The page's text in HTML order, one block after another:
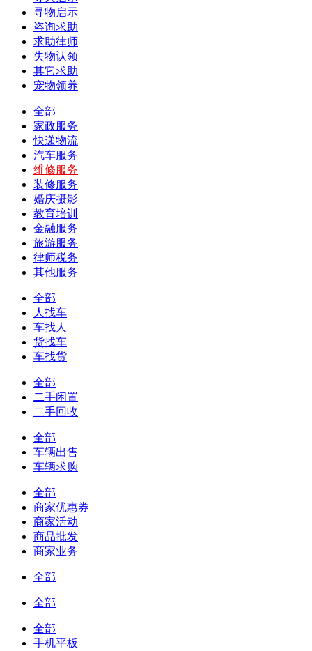
寻物启示
咨询求助
求助律师
失物认领
其它求助
宠物领养
全部
家政服务
快递物流
汽车服务
维修服务
装修服务
婚庆摄影
教育培训
金融服务
旅游服务
律师税务
其他服务
全部
人找车
车找人
货找车
车找货
全部
二手闲置
二手回收
全部
车辆出售
车辆求购
全部
商家优惠券
商家活动
商品批发
商家业务
全部
全部
全部
手机平板